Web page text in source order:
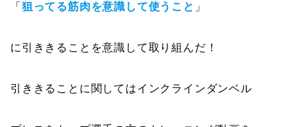
「 狙ってる筋肉を意識して使うこと 」
に引ききることを意識して取り組んだ！
引ききることに関してはインクラインダンベル